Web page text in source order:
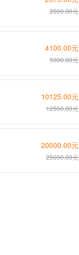
2500.00元
4100.00元
5000.00元
10125.00元
12500.00元
20000.00元
25000.00元